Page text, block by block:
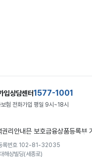
입상담센터1577-1001
보험 전화가입 평일 9시~18시
권리안내문 보호금융상품등록부
록번호 102-81-32035
해상빌딩(세종로)